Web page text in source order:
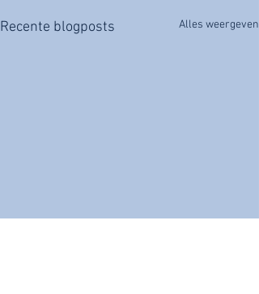
Recente blogposts Alles weergeven